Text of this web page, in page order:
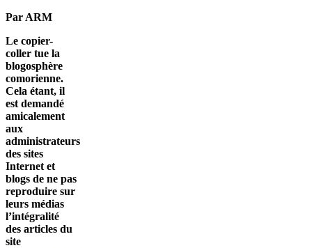
Par ARM
Le copier-
coller tue la
blogosphère
comorienne.
Cela étant, il
est demandé
amicalement
aux
administrateurs
des sites
Internet et
blogs de ne pas
reproduire sur
leurs médias
l’intégralité
des articles du
site